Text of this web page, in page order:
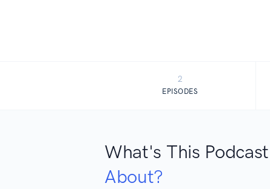
2
EPISODES
What's This Podcast
About?